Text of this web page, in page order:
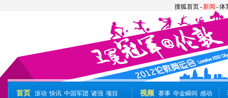
搜狐首页-新闻 -体
首页 滚动 快讯 中国军团 诸强 项目
视频 赛事 夺金瞬间 感动